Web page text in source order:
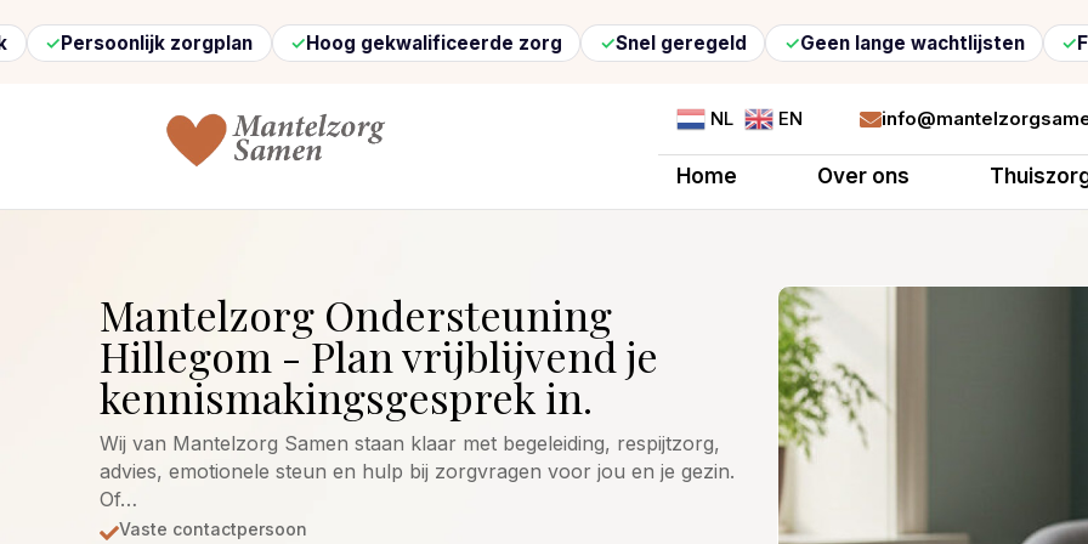
zorgplan Hoog gekwalificeerde zorg Snel geregeld Geen lange wachtlijsten
NL EN 
Home Over ons
Mantelzorg Ondersteuning
Hillegom - Plan vrijblijvend je
kennismakingsgesprek in.
Wij van Mantelzorg Samen staan klaar met begeleiding, respijtzorg,
advies, emotionele steun en hulp bij zorgvragen voor jou en je gezin.
Of…
Vaste contactpersoon